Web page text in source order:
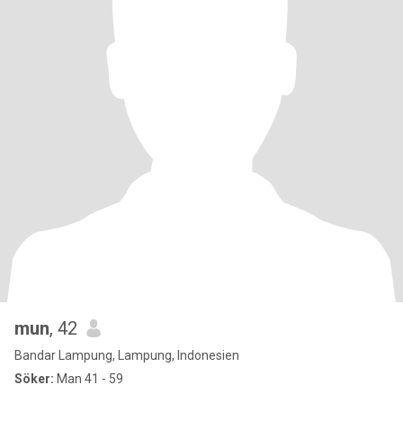
mun, 42
Bandar Lampung, Lampung, Indonesien
Söker: Man 41 - 59